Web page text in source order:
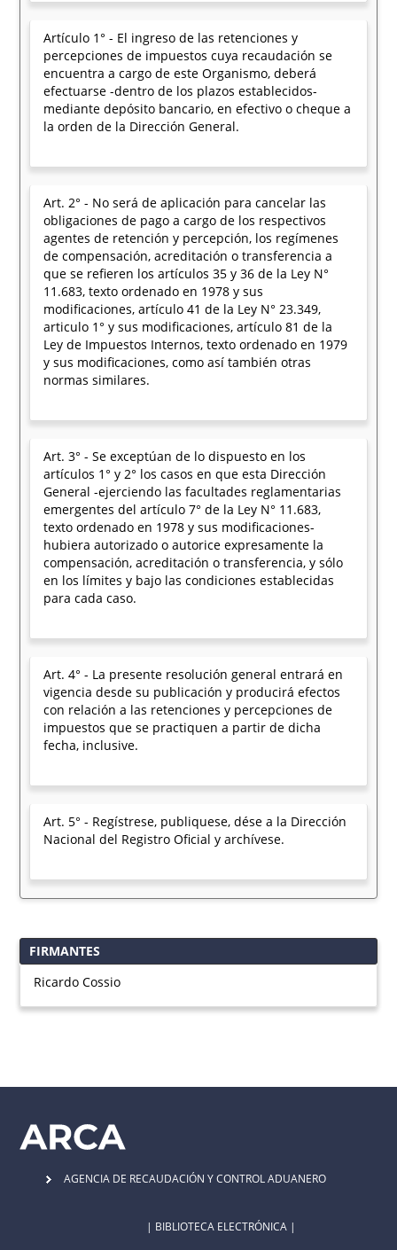
Artículo 1° - El ingreso de las retenciones y
percepciones de impuestos cuya recaudación se
encuentra a cargo de este Organismo, deberá
efectuarse -dentro de los plazos establecidos-
mediante depósito bancario, en efectivo o cheque a
la orden de la Dirección General.
Art. 2° - No será de aplicación para cancelar las
obligaciones de pago a cargo de los respectivos
agentes de retención y percepción, los regímenes
de compensación, acreditación o transferencia a
que se refieren los artículos 35 y 36 de la Ley N°
11.683, texto ordenado en 1978 y sus
modificaciones, artículo 41 de la Ley N° 23.349,
articulo 1° y sus modificaciones, artículo 81 de la
Ley de Impuestos Internos, texto ordenado en 1979
y sus modificaciones, como así también otras
normas similares.
Art. 3° - Se exceptúan de lo dispuesto en los
artículos 1° y 2° los casos en que esta Dirección
General -ejerciendo las facultades reglamentarias
emergentes del artículo 7° de la Ley N° 11.683,
texto ordenado en 1978 y sus modificaciones-
hubiera autorizado o autorice expresamente la
compensación, acreditación o transferencia, y sólo
en los límites y bajo las condiciones establecidas
para cada caso.
Art. 4° - La presente resolución general entrará en
vigencia desde su publicación y producirá efectos
con relación a las retenciones y percepciones de
impuestos que se practiquen a partir de dicha
fecha, inclusive.
Art. 5° - Regístrese, publiquese, dése a la Dirección
Nacional del Registro Oficial y archívese.
FIRMANTES
Ricardo Cossio
AGENCIA DE RECAUDACIÓN Y CONTROL ADUANERO
| BIBLIOTECA ELECTRÓNICA |